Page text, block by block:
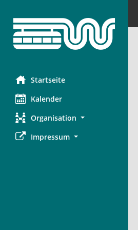
Startseite
Kalender
Organisation
Impressum